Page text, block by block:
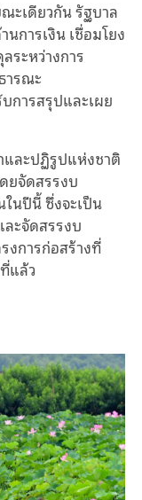
ะเดียวกัน รัฐบาล
การเงิน เชื่อมโยง
ระหว่างการ
ารณะ
การสรุปและเผย
ละปฏิรูปแห่งชาติ
ยจัดสรรงบ
นปีนี้ ซึ่งจะเป็น
ะจัดสรรงบ
งการก่อสร้างที่
แล้ว